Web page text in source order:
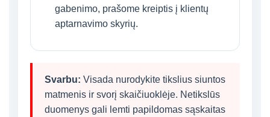
gabenimo, prašome kreiptis į klientų
aptarnavimo skyrių.
Svarbu: Visada nurodykite tikslius siuntos
matmenis ir svorį skaičiuoklėje. Netikslūs
duomenys gali lemti papildomas sąskaitas